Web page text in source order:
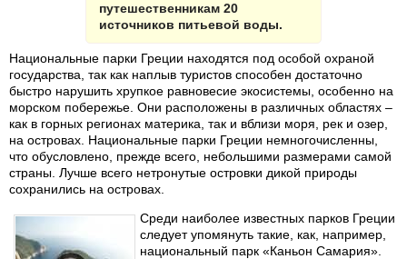
путешественникам 20
источников питьевой воды.
Национальные парки Греции находятся под особой охраной
государства, так как наплыв туристов способен достаточно
быстро нарушить хрупкое равновесие экосистемы, особенно на
морском побережье. Они расположены в различных областях –
как в горных регионах материка, так и вблизи моря, рек и озер,
на островах. Национальные парки Греции немногочисленны,
что обусловлено, прежде всего, небольшими размерами самой
страны. Лучше всего нетронутые островки дикой природы
сохранились на островах.
Среди наиболее известных парков Греции
следует упомянуть такие, как, например,
национальный парк «Каньон Самария».